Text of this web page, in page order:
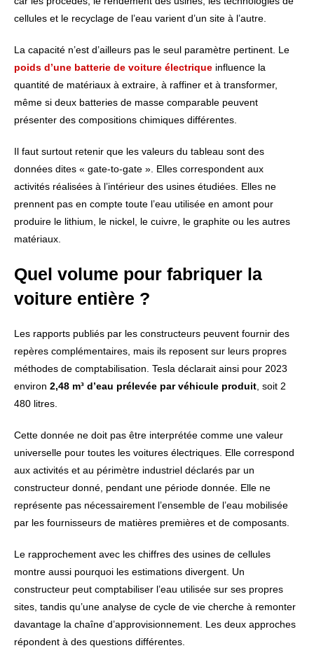
cellules et le recyclage de l’eau varient d’un site à l’autre.
La capacité n’est d’ailleurs pas le seul paramètre pertinent. Le
poids d’une batterie de voiture électrique influence la
quantité de matériaux à extraire, à raffiner et à transformer,
même si deux batteries de masse comparable peuvent
présenter des compositions chimiques différentes.
Il faut surtout retenir que les valeurs du tableau sont des
données dites « gate-to-gate ». Elles correspondent aux
activités réalisées à l’intérieur des usines étudiées. Elles ne
prennent pas en compte toute l’eau utilisée en amont pour
produire le lithium, le nickel, le cuivre, le graphite ou les autres
matériaux.
Quel volume pour fabriquer la
voiture entière ?
Les rapports publiés par les constructeurs peuvent fournir des
repères complémentaires, mais ils reposent sur leurs propres
méthodes de comptabilisation. Tesla déclarait ainsi pour 2023
environ 2,48 m³ d’eau prélevée par véhicule produit , soit 2
480 litres.
Cette donnée ne doit pas être interprétée comme une valeur
universelle pour toutes les voitures électriques. Elle correspond
aux activités et au périmètre industriel déclarés par un
constructeur donné, pendant une période donnée. Elle ne
représente pas nécessairement l’ensemble de l’eau mobilisée
par les fournisseurs de matières premières et de composants.
Le rapprochement avec les chiffres des usines de cellules
montre aussi pourquoi les estimations divergent. Un
constructeur peut comptabiliser l’eau utilisée sur ses propres
sites, tandis qu’une analyse de cycle de vie cherche à remonter
davantage la chaîne d’approvisionnement. Les deux approches
répondent à des questions différentes.